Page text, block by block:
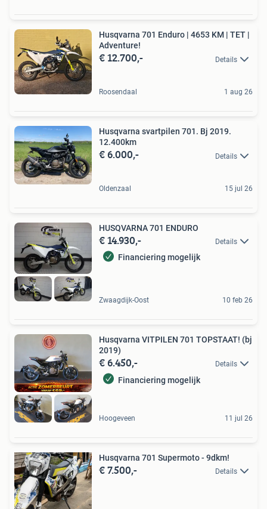
Husqvarna 701 Enduro | 4653 KM | TET |
Adventure!
€ 12.700,- Details
Roosendaal 1 aug 26
Husqvarna svartpilen 701. Bj 2019.
12.400km
€ 6.000,- Details
Oldenzaal 15 jul 26
HUSQVARNA 701 ENDURO
€ 14.930,- Details
Financiering mogelijk
Zwaagdijk-Oost 10 feb 26
Husqvarna VITPILEN 701 TOPSTAAT! (bj
2019)
€ 6.450,- Details
Financiering mogelijk
Hoogeveen 11 jul 26
Husqvarna 701 Supermoto - 9dkm!
€ 7.500,- Details